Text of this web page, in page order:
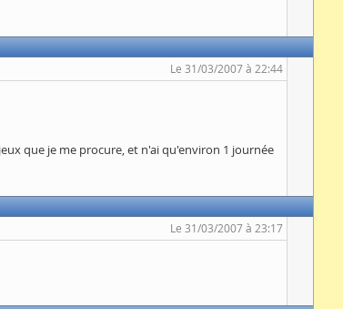
Le 31/03/2007 à 22:44
que je me procure, et n'ai qu'environ 1 journée
Le 31/03/2007 à 23:17